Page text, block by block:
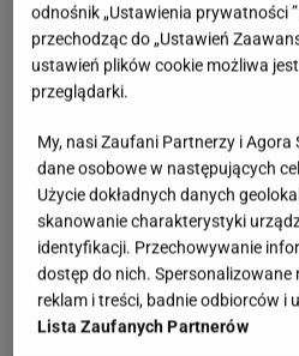
odnośnik „Ustawienia prywatności
przechodząc do „Ustawień
ustawień plików cookie możliwa
przeglądarki.
My, nasi Zaufani Partnerzy i
dane osobowe w następujących
Użycie dokładnych danych
skanowanie charakterystyki
identyfikacji. Przechowywanie
dostęp do nich. Spersonalizowane
reklam i treści, badnie odbiorców i
Lista Zaufanych Partnerów